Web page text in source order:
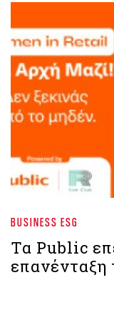
BUSINESS ESG
Τα Public